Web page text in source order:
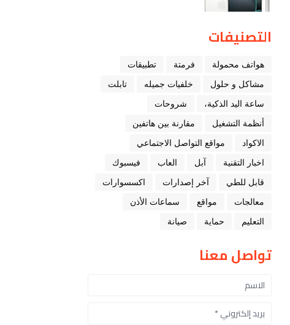
التصنيفات
هواتف محمولة فرمتة
تطبيقات
مشاكل و حلول
خلفيات جميله
تابلت
ﺳﺎﻋﺔ ﺍﻟﻴﺪ ﺍﻟﺬﻛﻴﺔ،
شروحات
أنظمة التشغيل
مقارنة بين هاتفين
الاكواد
مواقع التواصل الاجتماعي
اخبار التقنية
ﺁﺑﻞ العاب
فيسبوك
قابل للطي
آخر إصدارات
اكسسوارات
معالجات
مواقع
سماعات الأذن
التعليم
حماية صيانة
تواصل معنا